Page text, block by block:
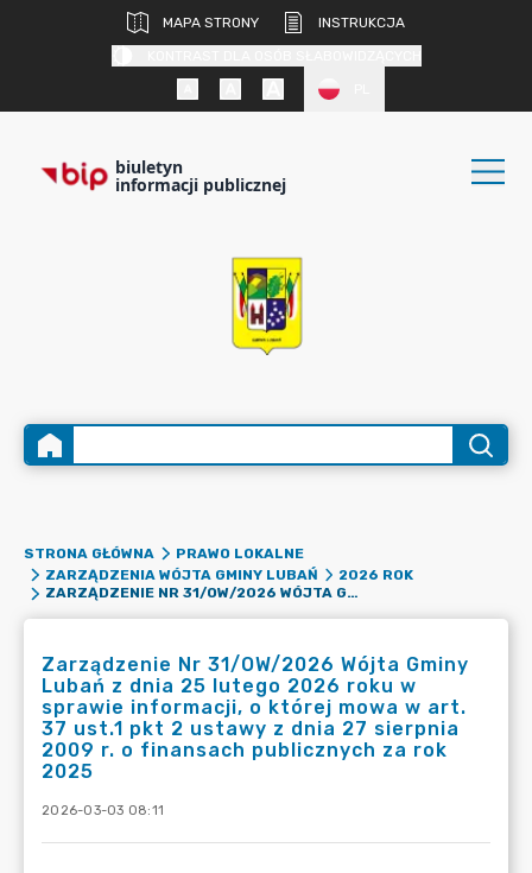
MAPA STRONY
INSTRUKCJA
biuletyn
informacji publicznej
STRONA GŁÓWNA
PRAWO LOKALNE
ZARZĄDZENIA WÓJTA GMINY LUBAŃ
2026 ROK
ZARZĄDZENIE NR 31/OW/2026 WÓJTA GMINY LUBAŃ Z DNIA 25 LUTEGO 2026 ROKU W SPRAWIE INFORMACJI, O KTÓREJ MOWA W ART. 37 UST.1 PKT 2 USTAWY Z DNIA 27 SIERPNIA 2009 R. O FINANSACH PUBLICZNYCH ZA ROK 2025
Zarządzenie Nr 31/OW/2026 Wójta Gminy
Lubań z dnia 25 lutego 2026 roku w
sprawie informacji, o której mowa w art.
37 ust.1 pkt 2 ustawy z dnia 27 sierpnia
2009 r. o finansach publicznych za rok
2025
2026-03-03 08:11